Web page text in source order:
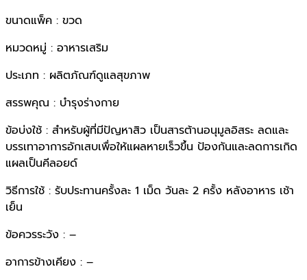
ขนาดแพ็ค : ขวด
หมวดหมู่ : อาหารเสริม
ประเภท : ผลิตภัณฑ์ดูแลสุขภาพ
สรรพคุณ : บำรุงร่างกาย
ข้อบ่งใช้ : สำหรับผู้ที่มีปัญหาสิว เป็นสารต้านอนุมูลอิสระ ลดและ
บรรเทาอาการอักเสบเพื่อให้แผลหายเร็วขึ้น ป้องกันและลดการเกิด
แผลเป็นคีลอยด์
วิธีการใช้ : รับประทานครั้งละ 1 เม็ด วันละ 2 ครั้ง หลังอาหาร เช้า
เย็น
ข้อควรระวัง : –
อาการข้างเคียง : –